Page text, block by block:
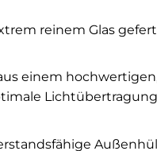
reinem Glas
einem